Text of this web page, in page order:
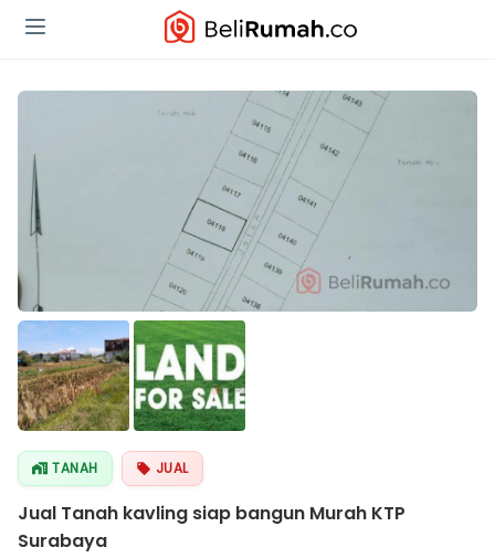
TANAH JUAL
Jual Tanah kavling siap bangun Murah KTP
Surabaya